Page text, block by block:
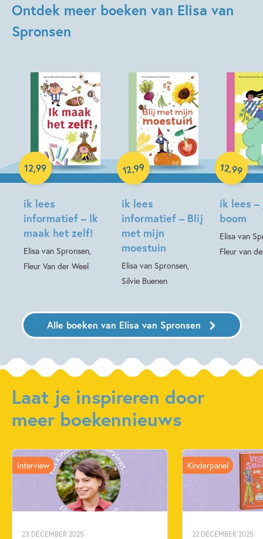
Ontdek meer boeken van Elisa van
Spronsen
ik lees
informatief – Ik
maak het zelf!
Elisa van Spronsen,
Fleur Van der Weel
12,99
Hardcover
ik lees
informatief – Blij
met mijn
moestuin
Elisa van Spronsen,
Silvie Buenen
12,99
Hardcover
ik lees
boom
Elisa van
Fleur van
12,99
Hardcover
Alle boeken van Elisa van Spronsen
Laat je inspireren door
meer boekennieuws
23 DECEMBER 2025
Interview
22 DECEMBER 2025
Kinderpanel